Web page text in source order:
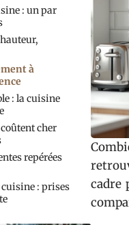
: un par
à
: la cuisine
cher
repérées
: prises
cadre